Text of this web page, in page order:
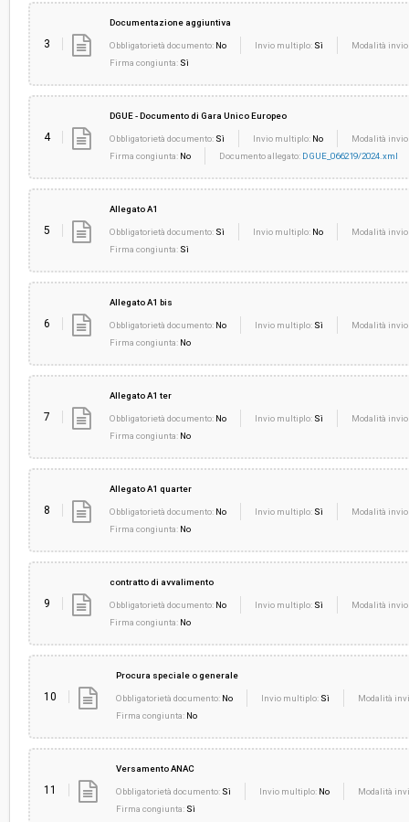
3
Documentazione aggiuntiva
Obbligatorietà documento: No Invio multiplo: Sì
Modalità
Firma congiunta: Sì
4
DGUE - Documento di Gara Unico Europeo
Obbligatorietà documento: Sì Invio multiplo: No
Modalità
Firma congiunta: No Documento allegato: DGUE_066219/2024.xml
5
Allegato A1
Obbligatorietà documento: Sì Invio multiplo: No
Modalità
Firma congiunta: Sì
6
Allegato A1 bis
Obbligatorietà documento: No Invio multiplo: Sì
Modalità
Firma congiunta: No
7
Allegato A1 ter
Obbligatorietà documento: No Invio multiplo: Sì
Modalità
Firma congiunta: No
8
Allegato A1 quarter
Obbligatorietà documento: No Invio multiplo: Sì
Modalità
Firma congiunta: No
9
contratto di avvalimento
Obbligatorietà documento: No Invio multiplo: Sì
Modalità
Firma congiunta: No
10
Procura speciale o generale
Obbligatorietà documento: No Invio multiplo: Sì
Modalità
Firma congiunta: No
11
Versamento ANAC
Obbligatorietà documento: Sì Invio multiplo: No
Modalità
Firma congiunta: Sì